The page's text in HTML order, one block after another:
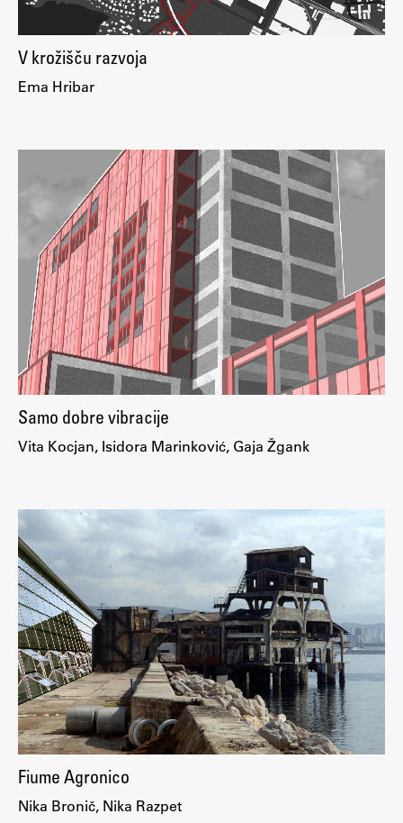
V krožišču razvoja
Ema Hribar
Samo dobre vibracije
Vita Kocjan, Isidora Marinković, Gaja Žgank
Fiume Agronico
Nika Bronič, Nika Razpet